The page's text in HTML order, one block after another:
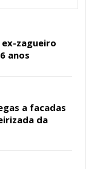
zagueiro
anos
a facadas
da